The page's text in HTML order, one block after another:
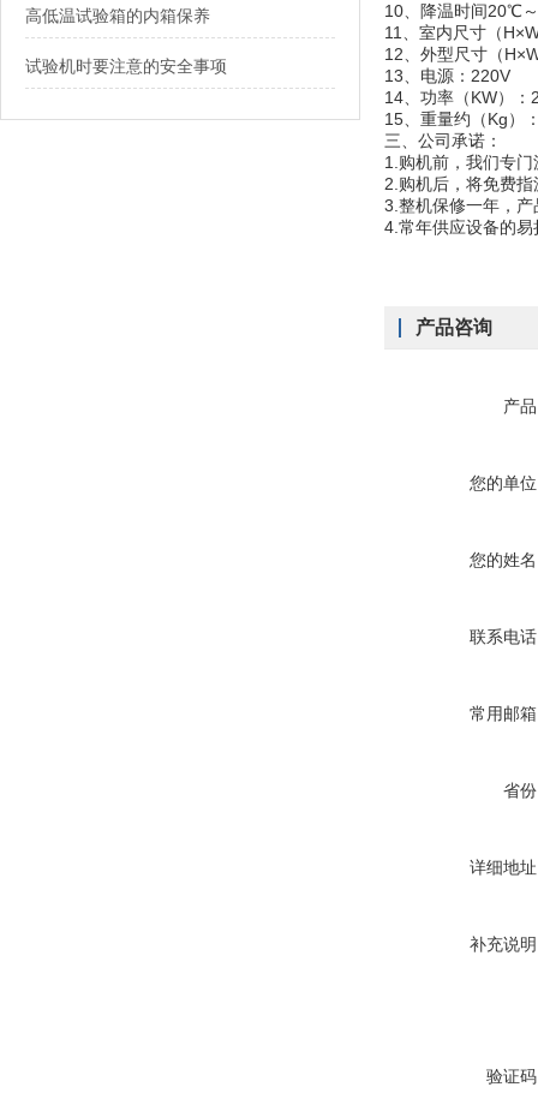
高低温试验箱的内箱保养
试验机时要注意的安全事项
10、降温时间20℃
11、室内尺寸（
12、外型尺寸（
13、电源：220V
14、功率（KW）：
15、重量约（Kg）
三、 公司承诺：
1.购机前，我们专
2.购机后，将免费
3.整机保修一年，产
4.常年供应设备的
产品咨询
产
您的单
您的姓
联系电
常用邮
省
详细地
补充说
验证